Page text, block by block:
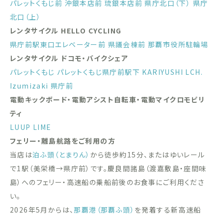
パレットくもじ前 沖銀本店前 琉銀本店前 県庁北口（下） 県庁
北口（上）
レンタサイクル HELLO CYCLING
県庁前駅東口エレベーター前 県議会棟前 那覇市役所駐輪場
レンタサイクル ドコモ・バイクシェア
パレットくもじ パレットくもじ県庁前駅下 KARIYUSHI LCH.
Izumizaki 県庁前
電動キックボード・電動アシスト自転車・電動マイクロモビリ
ティ
LUUP LIME
フェリー・離島航路をご利用の方
当店は泊ふ頭（とまりん） から徒歩約15分、またはゆいレール
で1駅（美栄橋→県庁前）です。慶良間諸島（渡嘉敷島・座間味
島）へのフェリー・高速船の乗船前後のお食事にご利用くださ
い。
2026年5月からは、那覇港（那覇ふ頭） を発着する新高速船